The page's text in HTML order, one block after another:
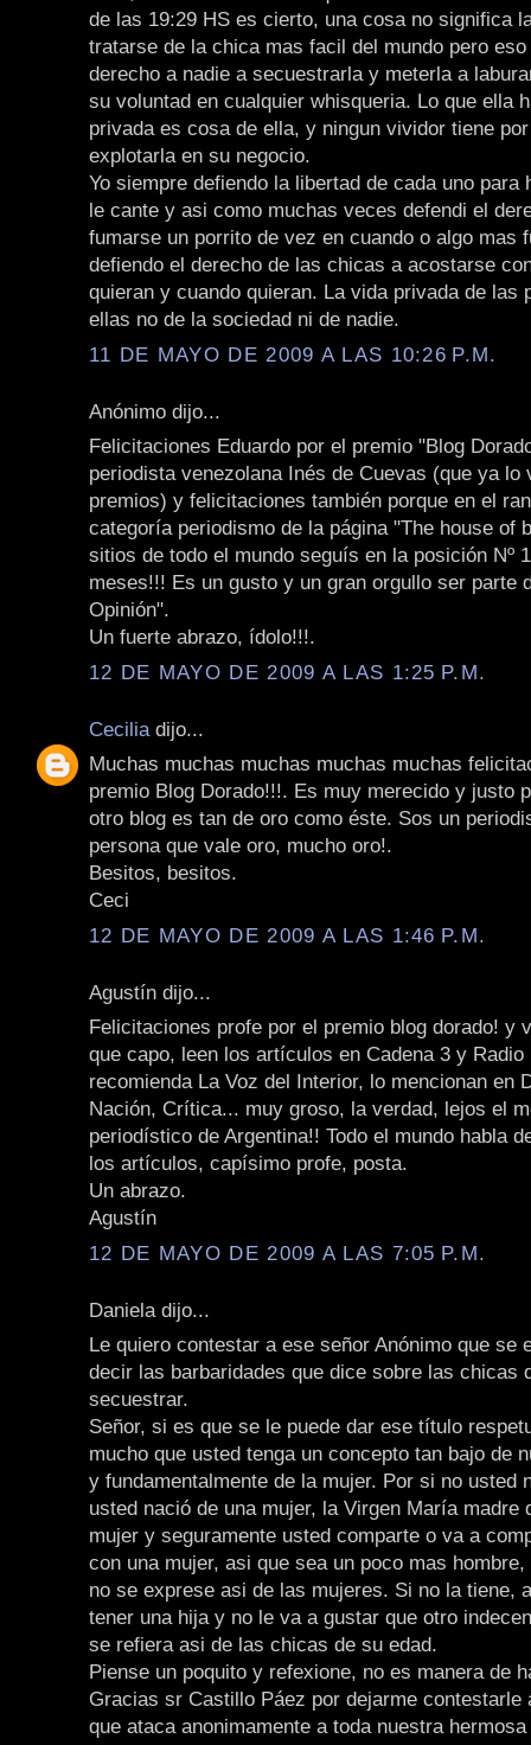
de las 19:29 HS es cierto, una cosa no significa
tratarse de la chica mas facil del mundo pero eso
derecho a nadie a secuestrarla y meterla a
su voluntad en cualquier whisqueria. Lo que ella
privada es cosa de ella, y ningun vividor tiene
explotarla en su negocio.
Yo siempre defiendo la libertad de cada uno para
le cante y asi como muchas veces defendi el
fumarse un porrito de vez en cuando o algo mas
defiendo el derecho de las chicas a acostarse
quieran y cuando quieran. La vida privada de las
ellas no de la sociedad ni de nadie.
11 DE MAYO DE 2009 A LAS 10:26 P.M.
Anónimo dijo...
Felicitaciones Eduardo por el premio "Blog
periodista venezolana Inés de Cuevas (que ya lo
premios) y felicitaciones también porque en el
categoría periodismo de la página "The house of
sitios de todo el mundo seguís en la posición Nº
meses!!! Es un gusto y un gran orgullo ser parte
Opinión".
Un fuerte abrazo, ídolo!!!.
12 DE MAYO DE 2009 A LAS 1:25 P.M.
Cecilia dijo...
Muchas muchas muchas muchas muchas
premio Blog Dorado!!!. Es muy merecido y justo
otro blog es tan de oro como éste. Sos un
persona que vale oro, mucho oro!.
Besitos, besitos.
Ceci
12 DE MAYO DE 2009 A LAS 1:46 P.M.
Agustín dijo...
Felicitaciones profe por el premio blog dorado! y
que capo, leen los artículos en Cadena 3 y Radio
recomienda La Voz del Interior, lo mencionan en
Nación, Crítica... muy groso, la verdad, lejos el
periodístico de Argentina!! Todo el mundo habla
los artículos, capísimo profe, posta.
Un abrazo.
Agustín
12 DE MAYO DE 2009 A LAS 7:05 P.M.
Daniela dijo...
Le quiero contestar a ese señor Anónimo que se
decir las barbaridades que dice sobre las chicas
secuestrar.
Señor, si es que se le puede dar ese título
mucho que usted tenga un concepto tan bajo de
y fundamentalmente de la mujer. Por si no usted
usted nació de una mujer, la Virgen María madre
mujer y seguramente usted comparte o va a
con una mujer, asi que sea un poco mas
no se exprese asi de las mujeres. Si no la tiene,
tener una hija y no le va a gustar que otro
se refiera asi de las chicas de su edad.
Piense un poquito y refexione, no es manera de
Gracias sr Castillo Páez por dejarme contestarle
que ataca anonimamente a toda nuestra